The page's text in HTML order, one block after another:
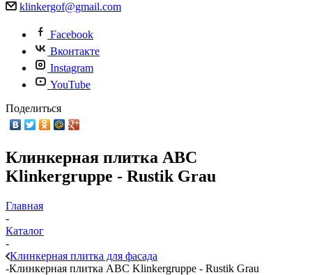
klinkergof@gmail.com
Facebook
Вконтакте
Instagram
YouTube
Поделиться
Клинкерная плитка ABC
Klinkergruppe - Rustik Grau
Главная
-
Каталог
-
Клинкерная плитка для фасада
-Клинкерная плитка ABC Klinkergruppe - Rustik Grau